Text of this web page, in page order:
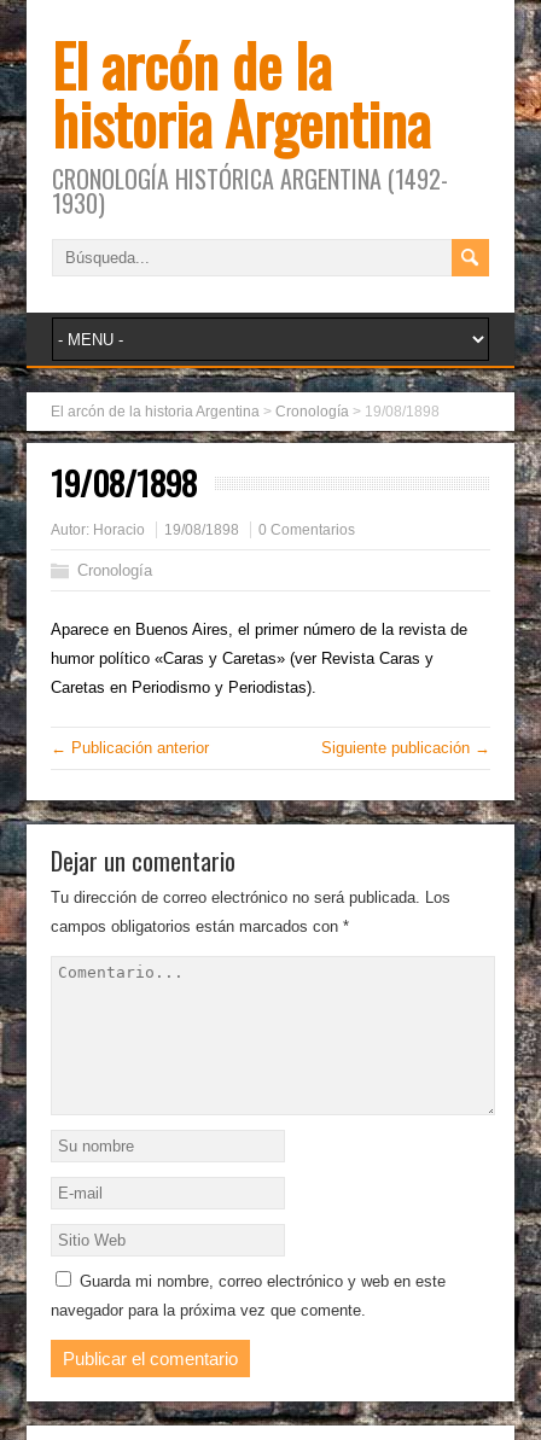
El arcón de la
historia Argentina
CRONOLOGÍA HISTÓRICA ARGENTINA (1492-
1930)
El arcón de la historia Argentina >Cronología > 19/08/1898
19/08/1898
Autor: Horacio 19/08/1898 0 Comentarios
Cronología
Aparece en Buenos Aires, el primer número de la revista de
humor político «Caras y Caretas» (ver Revista Caras y
Caretas en Periodismo y Periodistas).
← Publicación anterior Siguiente publicación →
Dejar un comentario
Tu dirección de correo electrónico no será publicada. Los
campos obligatorios están marcados con*
Guarda mi nombre, correo electrónico y web en este
navegador para la próxima vez que comente.